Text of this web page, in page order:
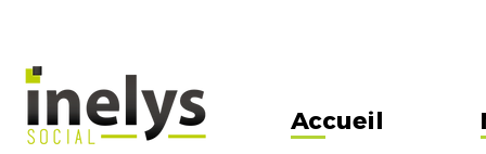
Accueil